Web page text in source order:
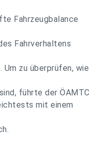
Fahrzeugbalance
Fahrverhaltens
zu überprüfen, wie
führte der ÖAMTC
mit einem